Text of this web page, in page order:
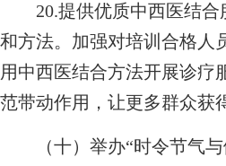
20.提供优质中西医结合
和方法。加强对培训合格人
用中西医结合方法开展诊疗
范带动作用，让更多群众获
（十）举办“时令节气与